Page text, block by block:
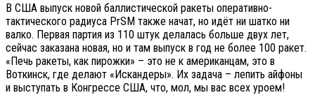
В США выпуск новой баллистической ракеты оперативно-
тактического радиуса PrSM также начат, но идёт ни шатко ни
валко. Первая партия из 110 штук делалась больше двух лет,
сейчас заказана новая, но и там выпуск в год не более 100 ракет.
«Печь ракеты, как пирожки» – это не к американцам, это в
Воткинск, где делают «Искандеры». Их задача – лепить айфоны
и выступать в Конгрессе США, что, мол, мы вас всех уроем!